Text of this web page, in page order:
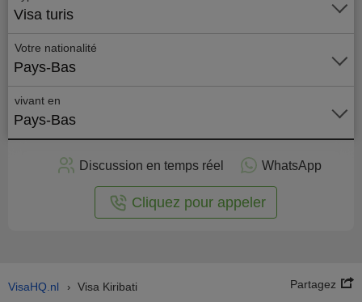
Visa turis
Votre nationalité
Pays-Bas
vivant en
Pays-Bas
Discussion en temps réel WhatsApp
Cliquez pour appeler
VisaHQ.nl › Visa Kiribati Partagez